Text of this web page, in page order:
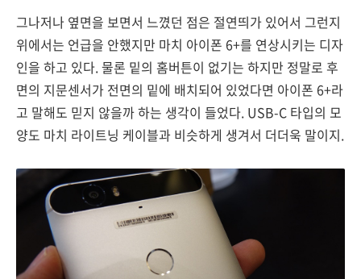
그나저나 옆면을 보면서 느꼈던 점은 절연띄가 있어서 그런지
위에서는 언급을 안했지만 마치 아이폰 6+를 연상시키는 디자
인을 하고 있다. 물론 밑의 홈버튼이 없기는 하지만 정말로 후
면의 지문센서가 전면의 밑에 배치되어 있었다면 아이폰 6+라
고 말해도 믿지 않을까 하는 생각이 들었다. USB-C 타입의 모
양도 마치 라이트닝 케이블과 비슷하게 생겨서 더더욱 말이지.